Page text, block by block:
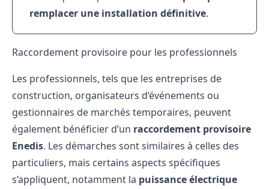
remplacer une installation définitive.
Raccordement provisoire pour les professionnels
Les professionnels, tels que les entreprises de
construction, organisateurs d’événements ou
gestionnaires de marchés temporaires, peuvent
également bénéficier d’un raccordement provisoire
Enedis. Les démarches sont similaires à celles des
particuliers, mais certains aspects spécifiques
s’appliquent, notamment la puissance électrique